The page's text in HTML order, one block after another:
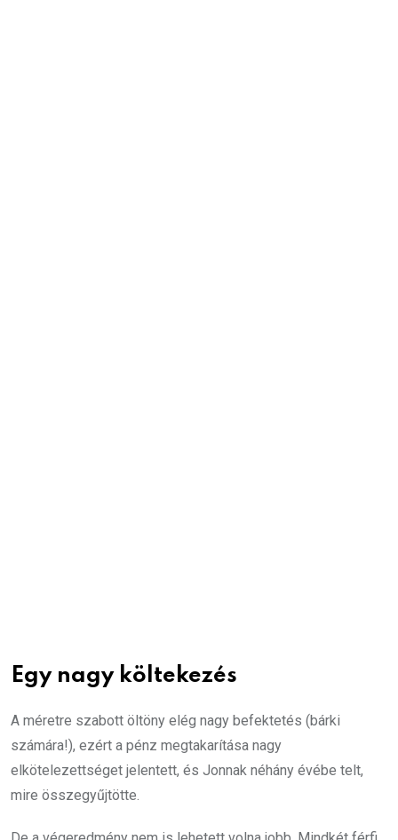
Egy nagy költekezés
A méretre szabott öltöny elég nagy befektetés (bárki
számára!), ezért a pénz megtakarítása nagy
elkötelezettséget jelentett, és Jonnak néhány évébe telt,
mire összegyűjtötte.